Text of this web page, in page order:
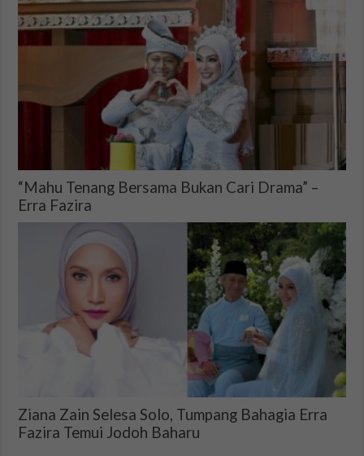
“Mahu Tenang Bersama Bukan Cari Drama” –
Erra Fazira
Ziana Zain Selesa Solo, Tumpang Bahagia Erra
Fazira Temui Jodoh Baharu